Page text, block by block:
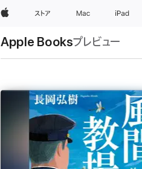
Appleストア Mac iPad
Apple Booksプレビュー